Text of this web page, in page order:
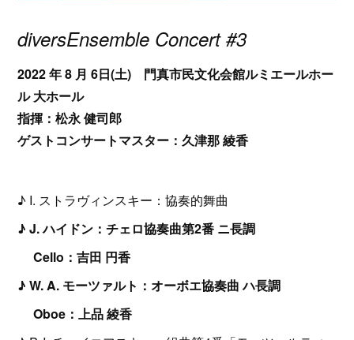
diversEnsemble Concert #3
2022 年 8 月 6日(土) 門真市民文化会館ルミエールホー
ル 大ホール
指揮：松永 健司郎
ゲストコンサートマスター：久津那 綾香
♪ I. ストラヴィンスキー：協奏的舞曲
♪ J. ハイドン：チェロ協奏曲第2番 ニ長調
Cello：吉田 円香
♪ W. A. モーツァルト：オーボエ協奏曲 ハ長調
Oboe：上品 綾香